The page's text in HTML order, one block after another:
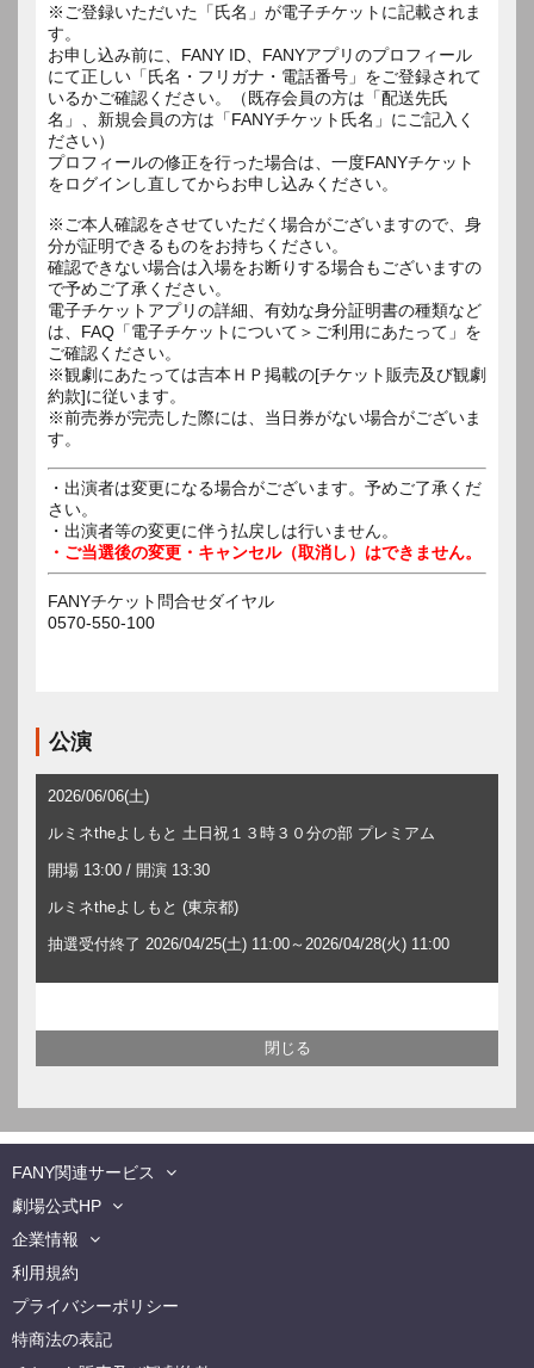
※ご登録いただいた「氏名」が電子チケットに記載されま
す。
お申し込み前に、FANY ID、FANYアプリのプロフィール
にて正しい「氏名・フリガナ・電話番号」をご登録されて
いるかご確認ください。（既存会員の方は「配送先氏
名」、新規会員の方は「FANYチケット氏名」にご記入く
ださい）
プロフィールの修正を行った場合は、一度FANYチケット
をログインし直してからお申し込みください。
※ご本人確認をさせていただく場合がございますので、身
分が証明できるものをお持ちください。
確認できない場合は入場をお断りする場合もございますの
で予めご了承ください。
電子チケットアプリの詳細、有効な身分証明書の種類など
は、FAQ「電子チケットについて＞ご利用にあたって」を
ご確認ください。
※観劇にあたっては吉本ＨＰ掲載の[チケット販売及び観劇
約款]に従います。
※前売券が完売した際には、当日券がない場合がございま
す。
・出演者は変更になる場合がございます。予めご了承くだ
さい。
・出演者等の変更に伴う払戻しは行いません。
・ご当選後の変更・キャンセル（取消し）はできません。
FANYチケット問合せダイヤル
0570-550-100
公演
2026/06/06(土)
ルミネtheよしもと 土日祝１３時３０分の部 プレミアム
開場 13:00 / 開演 13:30
ルミネtheよしもと (東京都)
抽選受付終了 2026/04/25(土) 11:00～2026/04/28(火) 11:00
FANY関連サービス
劇場公式HP
企業情報
利用規約
プライバシーポリシー
特商法の表記